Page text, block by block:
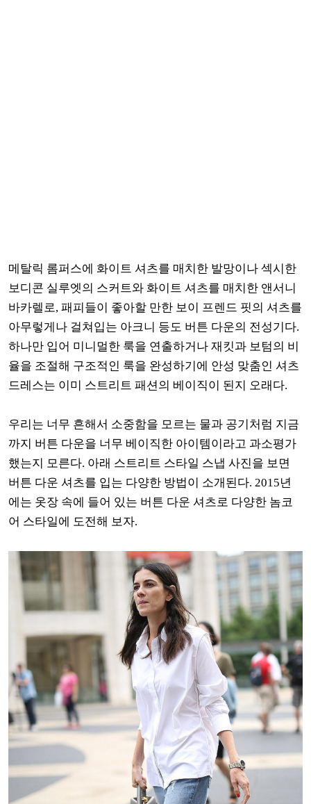
메탈릭 롬퍼스에 화이트 셔츠를 매치한 발망이나 섹시한
보디콘 실루엣의 스커트와 화이트 셔츠를 매치한 앤서니
바카렐로, 패피들이 좋아할 만한 보이 프렌드 핏의 셔츠를
아무렇게나 걸쳐입는 아크니 등도 버튼 다운의 전성기다.
하나만 입어 미니멀한 룩을 연출하거나 재킷과 보텀의 비
율을 조절해 구조적인 룩을 완성하기에 안성 맞춤인 셔츠
드레스는 이미 스트리트 패션의 베이직이 된지 오래다.
우리는 너무 흔해서 소중함을 모르는 물과 공기처럼 지금
까지 버튼 다운을 너무 베이직한 아이템이라고 과소평가
했는지 모른다. 아래 스트리트 스타일 스냅 사진을 보면
버튼 다운 셔츠를 입는 다양한 방법이 소개된다. 2015년
에는 옷장 속에 들어 있는 버튼 다운 셔츠로 다양한 놈코
어 스타일에 도전해 보자.